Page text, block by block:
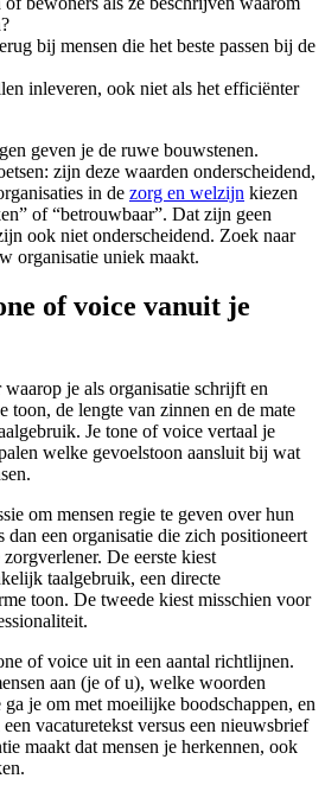
bij mensen die het beste passen bij de
inleveren, ook niet als het efficiënter
geven je de ruwe bouwstenen.
zijn deze waarden onderscheidend,
in de zorg en welzijn kiezen
of “betrouwbaar”. Dat zijn geen
ook niet onderscheidend. Zoek naar
organisatie uniek maakt.
of voice vanuit je
je als organisatie schrijft en
toon, de lengte van zinnen en de mate
Je tone of voice vertaal je
welke gevoelstoon aansluit bij wat
om mensen regie te geven over hun
dan een organisatie die zich positioneert
De eerste kiest
taalgebruik, een directe
toon. De tweede kiest misschien voor
of voice uit in een aantal richtlijnen.
aan (je of u), welke woorden
je om met moeilijke boodschappen, en
vacaturetekst versus een nieuwsbrief
maakt dat mensen je herkennen, ook